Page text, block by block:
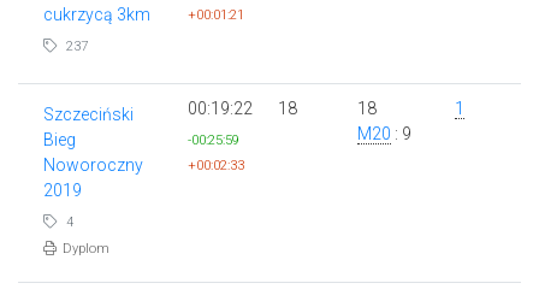
cukrzycą 3km
237
+00:01:21
Szczeciński
Bieg
Noworoczny
2019
4
Dyplom
00:19:22
-00:25:59
+00:02:33
18
18
M20 : 9
1